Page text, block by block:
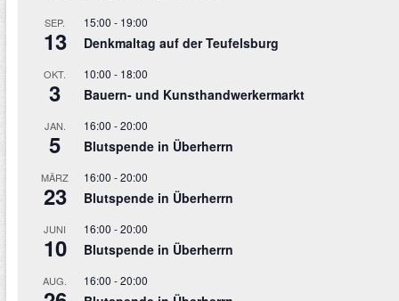
SEP.
13
15:00 - 19:00
Denkmaltag auf der Teufelsburg
OKT.
3
10:00 - 18:00
Bauern- und Kunsthandwerkermarkt
JAN.
5
16:00 -20:00
Blutspende in Überherrn
MÄRZ
23
16:00 -20:00
Blutspende in Überherrn
JUNI
10
16:00 -20:00
Blutspende in Überherrn
AUG. 16:00 -20:00